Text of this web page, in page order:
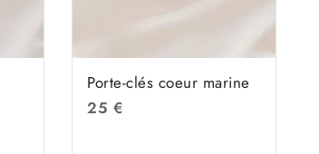
Porte-clés coeur marine
25 €